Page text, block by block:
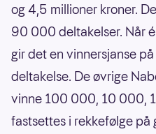
og 4,5 millioner kroner.
90 000 deltakelser. Når
gir det en vinnersjanse
deltakelse. De øvrige
vinne 100 000, 10 000,
fastsettes i rekkefølge på